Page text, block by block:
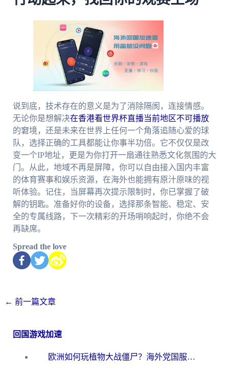
说到底，技术存在的意义是为了消除隔阂，连接情感。
无论你是想解决在香港看世界杯直播当前地区不可播放
的窘境，还是未来在世界上任何一个角落追随心爱的球
队，选择正确的工具都能让你事半功倍。它不仅仅是改
变一个IP地址，更是为你打开一扇通往熟悉文化氛围的大
门。从此，地域不再是屏障，你可以自由接入国内丰富
的体育赛事和娱乐资源，在海外也能拥有原汁原味的视
听体验。记住，当屏幕再次提示限制时，你已掌握了破
解的钥匙。准备好你的设备，选择那条智能、稳定、安
全的专属线路，下一次精彩的开场哨响起时，你绝不会
再缺席。
Spread the love
← 前一篇文章
回国游戏加速
欧洲如何玩植物大战僵尸？海外党国服游戏加速避坑指南（附实测对比）